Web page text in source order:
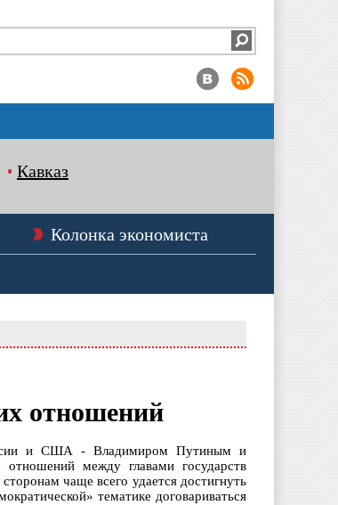
Кавказ
Колонка экономиста
отношений
и США - Владимиром Путиным и
между главами государств
чаще всего удается достигнуть
тематике договариваться